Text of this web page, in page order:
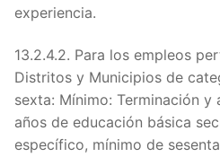
experiencia.
13.2.4.2. Para los empleos
Distritos y Municipios de
sexta: Mínimo: Terminación
años de educación básica
específico, mínimo de